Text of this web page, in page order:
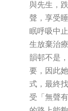
與先生，
聲，享受
眠呼吸中
生放棄治
韻邨不是
要，因此
式，最終
受「無聲